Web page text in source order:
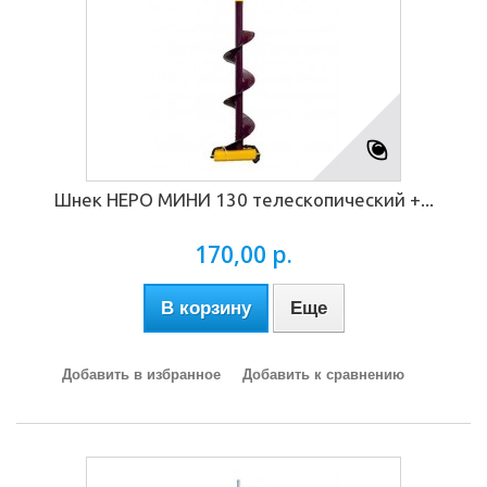
Шнек НЕРО МИНИ 130 телескопический +...
170,00 р.
В корзину Еще
Добавить в избранное Добавить к сравнению